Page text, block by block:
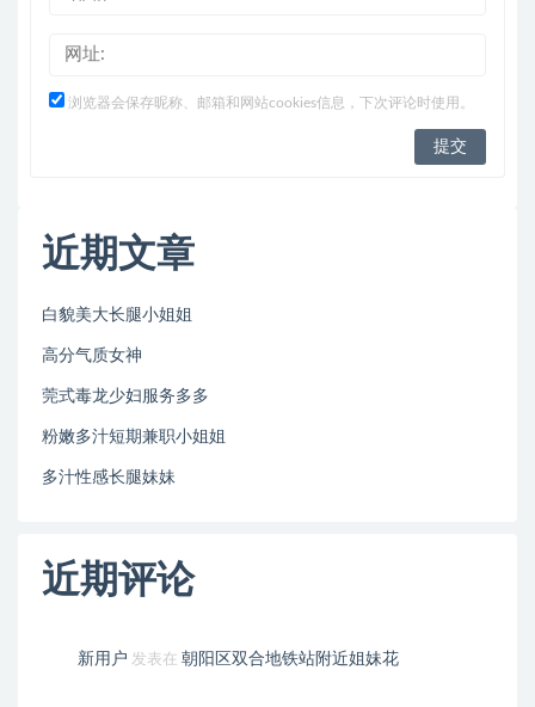
浏览器会保存昵称、邮箱和网站cookies信息，下次评论时使用。
近期文章
白貌美大长腿小姐姐
高分气质女神
莞式毒龙少妇服务多多
粉嫩多汁短期兼职小姐姐
多汁性感长腿妹妹
近期评论
新用户 发表在 朝阳区双合地铁站附近姐妹花